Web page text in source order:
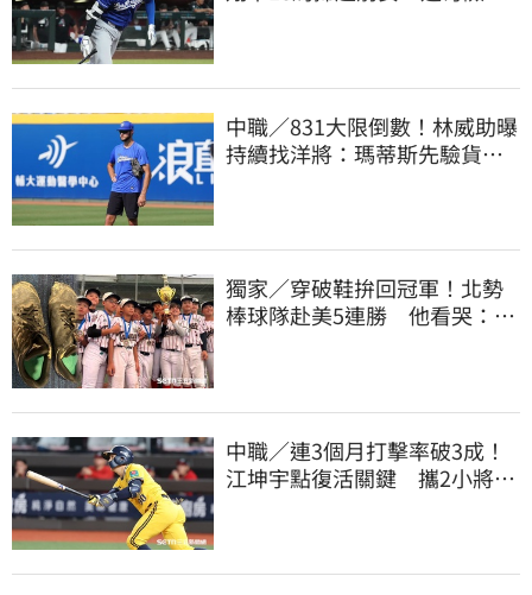
中職／831大限倒數！林威助曝
持續找洋將：瑪蒂斯先驗貨、
獨家／穿破鞋拚回冠軍！北勢
棒球隊赴美5連勝 他看哭：台
中職／連3個月打擊率破3成！
江坤宇點復活關鍵 攜2小將赴